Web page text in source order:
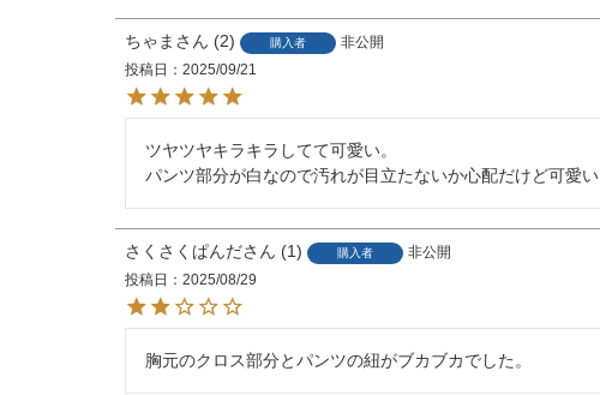
ちゃま 2 購入者
非公開
投稿日
2025/09/21
ツヤツヤキラキラしてて可愛い。
パンツ部分が白なので汚れが目立たないか心配だけど可愛い
さくさくぱんだ 1 購入者
非公開
投稿日
2025/08/29
胸元のクロス部分とパンツの紐がブカブカでした。